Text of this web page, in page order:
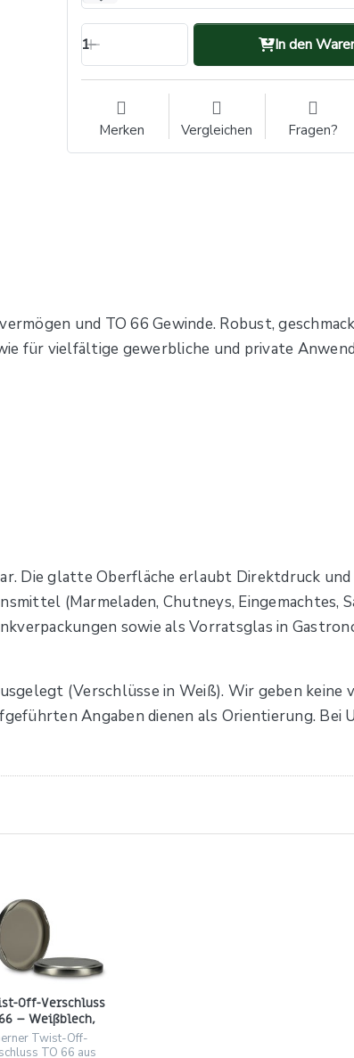
1 In den
Merken Vergleichen Fragen?
und TO 66 Gewinde. Robust,
für vielfältige gewerbliche und private
Die glatte Oberfläche erlaubt Direktdruck
(Marmeladen, Chutneys, Eingemachtes,
sowie als Vorratsglas in
(Verschlüsse in Weiß). Wir geben keine
Angaben dienen als Orientierung. Bei
Off-Verschluss
– Weißblech,
Twist-Off-
TO 66 aus